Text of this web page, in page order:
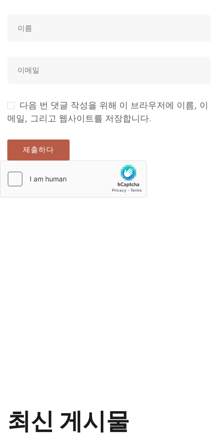
다음 번 댓글 작성을 위해 이 브라우저에 이름, 이
메일, 그리고 웹사이트를 저장합니다.
최신 게시물